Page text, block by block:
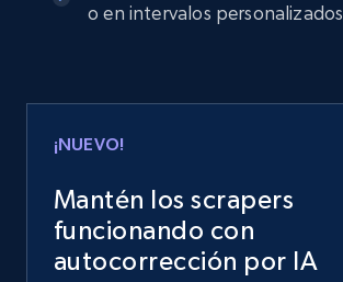
o en intervalos personalizados
¡NUEVO!
Mantén los scrapers
funcionando con
autocorrección por IA